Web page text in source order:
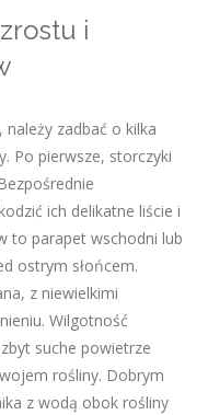
i
zadbać o kilka
Po pierwsze, storczyki
ich delikatne liście i
to parapet wschodni lub
ostrym słońcem.
z niewielkimi
Wilgotność
suche powietrze
rośliny. Dobrym
z wodą obok rośliny